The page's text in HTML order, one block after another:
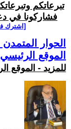
تبرعاتكم
فشاركونا في
[اشترك
الحوار
الموقع الرئيسي
للمزيد - الموقع